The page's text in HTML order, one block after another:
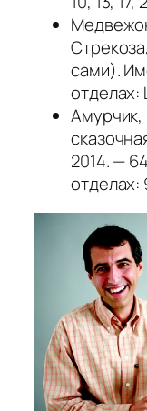
сами).
отделах:
Амурчик,
2014. —
отделах: